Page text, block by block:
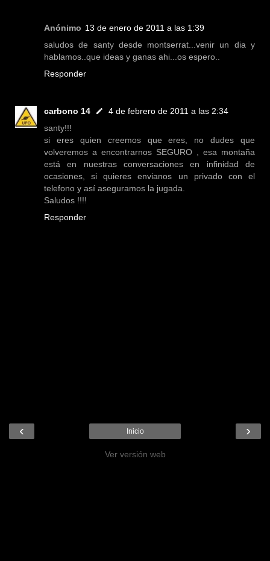
Anónimo 13 de enero de 2011 a las 1:39
saludos de santy desde montserrat...venir un dia y
hablamos..que ideas y ganas ahi...os espero..
Responder
carbono 14
4 de febrero de 2011 a las 2:34
santy!!!
si eres quien creemos que eres, no dudes que
volveremos a encontrarnos SEGURO , esa montaña
está en nuestras conversaciones en infinidad de
ocasiones, si quieres envianos un privado con el
telefono y así aseguramos la jugada.
Saludos !!!!
Responder
‹ ›
Inicio
Ver versión web